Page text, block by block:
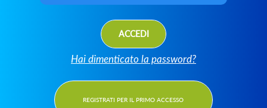
ACCEDI
Hai dimenticato la password?
REGISTRATI PER IL PRIMO ACCESSO